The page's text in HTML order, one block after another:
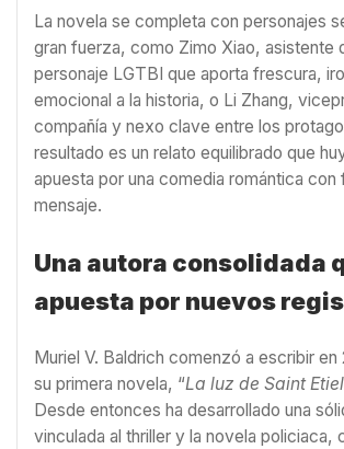
La novela se completa con personajes
gran fuerza, como Zimo Xiao, asistente
personaje LGTBI que aporta frescura,
emocional a la historia, o Li Zhang,
compañía y nexo clave entre los
resultado es un relato equilibrado que
apuesta por una comedia romántica con
mensaje.
Una autora consolidada
apuesta por nuevos
Muriel V. Baldrich comenzó a escribir
su primera novela, “La luz de Saint
Desde entonces ha desarrollado una
vinculada al thriller y la novela policiaca,